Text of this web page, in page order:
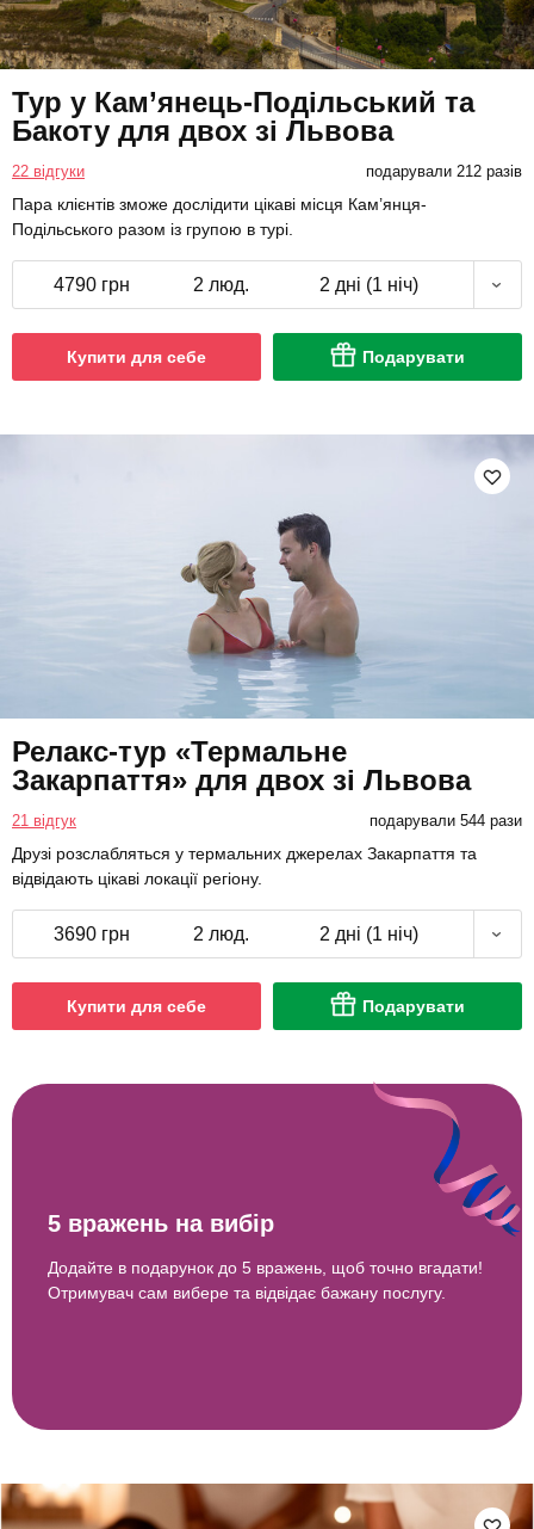
Тур у Кам’янець-Подільський та
Бакоту для двох зі Львова
22 відгуки подарували 212 разів
Пара клієнтів зможе дослідити цікаві місця Кам’янця-
Подільського разом із групою в турі.
4790 грн 2 люд. 2 дні (1 ніч)
Купити для себе Подарувати
Релакс-тур «Термальне
Закарпаття» для двох зі Львова
21 відгук подарували 544 рази
Друзі розслабляться у термальних джерелах Закарпаття та
відвідають цікаві локації регіону.
3690 грн 2 люд. 2 дні (1 ніч)
Купити для себе Подарувати
5 вражень на вибір
Додайте в подарунок до 5 вражень, щоб точно вгадати!
Отримувач сам вибере та відвідає бажану послугу.